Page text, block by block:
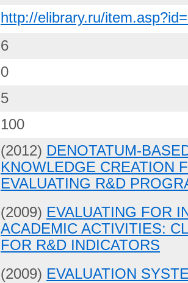
http://elibrary.ru/
6
0
5
100
(2012) DENOTATUM-
KNOWLEDGE CREATION
EVALUATING R&D
(2009) EVALUATING FOR
ACADEMIC ACTIVITIES:
FOR R&D INDICATORS
(2009) EVALUATION